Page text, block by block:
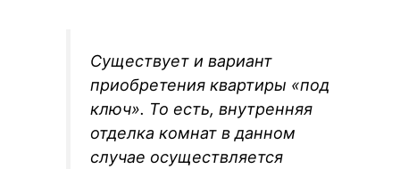
Существует и вариант
приобретения квартиры «под
ключ». То есть, внутренняя
отделка комнат в данном
случае осуществляется